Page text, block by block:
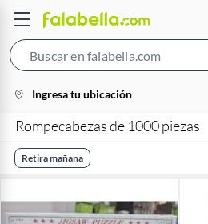
Bar
location-
icon
Ingresa tu ubicación
Rompecabezas de 1000 piezas
Retira mañana